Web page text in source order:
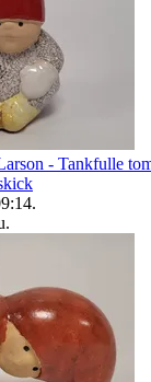
- Tankfulle
.
.